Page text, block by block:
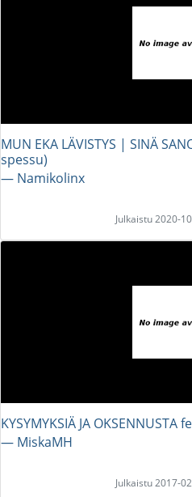
MUN EKA LÄVISTYS | SINÄ
spessu)
― Namikolinx
Julkaistu 2020-
KYSYMYKSIÄ JA OKSENNUSTA
― MiskaMH
Julkaistu 2017-